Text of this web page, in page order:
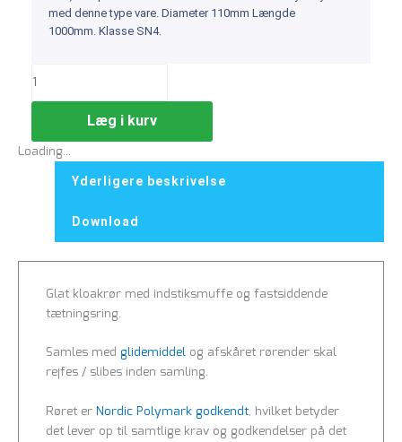
med denne type vare. Diameter 110mm Længde
1000mm. Klasse SN4.
Læg i kurv
Loading...
Yderligere beskrivelse
Download
Glat kloakrør med indstiksmuffe og fastsiddende
tætningsring.
Samles med glidemiddel og afskåret rørender skal
rejfes / slibes inden samling.
Røret erNordic Polymark godkendt, hvilket betyder
det lever op til samtlige krav og godkendelser på det